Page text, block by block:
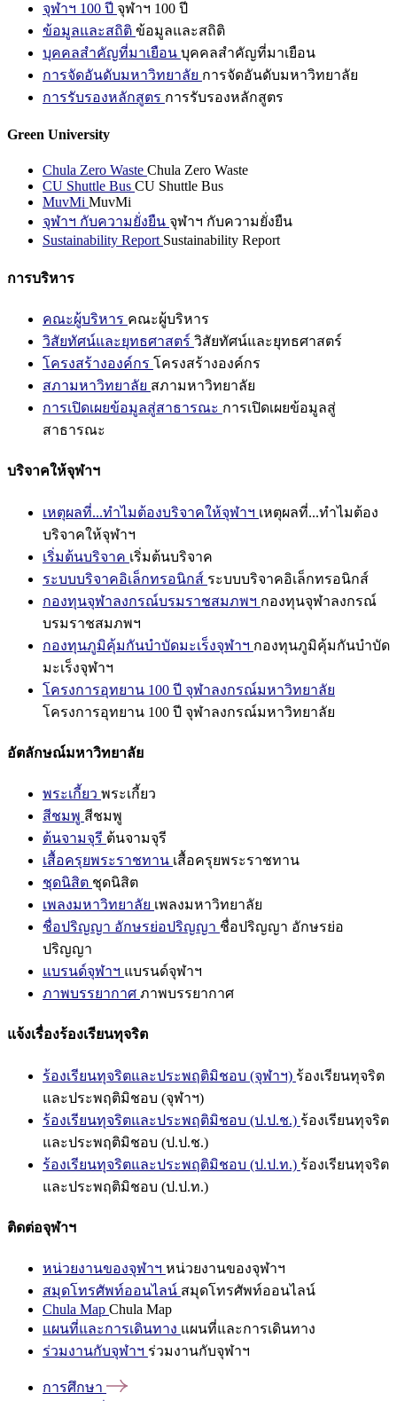
จุฬาฯ 100 ปี จุฬาฯ 100 ปี
ข้อมูลและสถิติ ข้อมูลและสถิติ
บุคคลสำคัญที่มาเยือน บุคคลสำคัญที่มาเยือน
การจัดอันดับมหาวิทยาลัย การจัดอันดับมหาวิทยาลัย
การรับรองหลักสูตร การรับรองหลักสูตร
Green University
Chula Zero Waste Chula Zero Waste
CU Shuttle Bus CU Shuttle Bus
MuvMi MuvMi
จุฬาฯ กับความยั่งยืน จุฬาฯ กับความยั่งยืน
Sustainability Report Sustainability Report
การบริหาร
คณะผู้บริหาร คณะผู้บริหาร
วิสัยทัศน์และยุทธศาสตร์ วิสัยทัศน์และยุทธศาสตร์
โครงสร้างองค์กร โครงสร้างองค์กร
สภามหาวิทยาลัย สภามหาวิทยาลัย
การเปิดเผยข้อมูลสู่สาธารณะ การเปิดเผยข้อมูลสู่
สาธารณะ
บริจาคให้จุฬาฯ
เหตุผลที่...ทำไมต้องบริจาคให้จุฬาฯ เหตุผลที่...ทำไมต้อง
บริจาคให้จุฬาฯ
เริ่มต้นบริจาค เริ่มต้นบริจาค
ระบบบริจาคอิเล็กทรอนิกส์ ระบบบริจาคอิเล็กทรอนิกส์
กองทุนจุฬาลงกรณ์บรมราชสมภพฯ กองทุนจุฬาลงกรณ์
บรมราชสมภพฯ
กองทุนภูมิคุ้มกันบำบัดมะเร็งจุฬาฯ กองทุนภูมิคุ้มกันบำบัด
มะเร็งจุฬาฯ
โครงการอุทยาน 100 ปี จุฬาลงกรณ์มหาวิทยาลัย
โครงการอุทยาน 100 ปี จุฬาลงกรณ์มหาวิทยาลัย
อัตลักษณ์มหาวิทยาลัย
พระเกี้ยว พระเกี้ยว
สีชมพู สีชมพู
ต้นจามจุรี ต้นจามจุรี
เสื้อครุยพระราชทาน เสื้อครุยพระราชทาน
ชุดนิสิต ชุดนิสิต
เพลงมหาวิทยาลัย เพลงมหาวิทยาลัย
ชื่อปริญญา อักษรย่อปริญญา ชื่อปริญญา อักษรย่อ
ปริญญา
แบรนด์จุฬาฯ แบรนด์จุฬาฯ
ภาพบรรยากาศ ภาพบรรยากาศ
แจ้งเรื่องร้องเรียนทุจริต
ร้องเรียนทุจริตและประพฤติมิชอบ (จุฬาฯ) ร้องเรียนทุจริต
และประพฤติมิชอบ (จุฬาฯ)
ร้องเรียนทุจริตและประพฤติมิชอบ (ป.ป.ช.) ร้องเรียนทุจริต
และประพฤติมิชอบ (ป.ป.ช.)
ร้องเรียนทุจริตและประพฤติมิชอบ (ป.ป.ท.) ร้องเรียนทุจริต
และประพฤติมิชอบ (ป.ป.ท.)
ติดต่อจุฬาฯ
หน่วยงานของจุฬาฯ หน่วยงานของจุฬาฯ
สมุดโทรศัพท์ออนไลน์ สมุดโทรศัพท์ออนไลน์
Chula Map Chula Map
แผนที่และการเดินทาง แผนที่และการเดินทาง
ร่วมงานกับจุฬาฯ ร่วมงานกับจุฬาฯ
การศึกษา